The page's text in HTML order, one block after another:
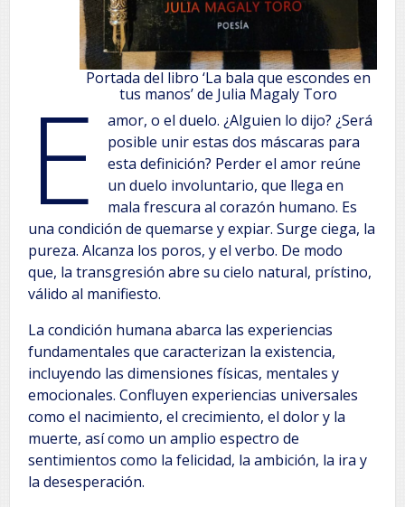
Portada del libro ‘La bala que escondes en
tus manos’ de Julia Magaly Toro
E
amor, o el duelo. ¿Alguien lo dijo? ¿Será
posible unir estas dos máscaras para
esta definición? Perder el amor reúne
un duelo involuntario, que llega en
mala frescura al corazón humano. Es
una condición de quemarse y expiar. Surge ciega, la
pureza. Alcanza los poros, y el verbo. De modo
que, la transgresión abre su cielo natural, prístino,
válido al manifiesto.
La condición humana abarca las experiencias
fundamentales que caracterizan la existencia,
incluyendo las dimensiones físicas, mentales y
emocionales. Confluyen experiencias universales
como el nacimiento, el crecimiento, el dolor y la
muerte, así como un amplio espectro de
sentimientos como la felicidad, la ambición, la ira y
la desesperación.